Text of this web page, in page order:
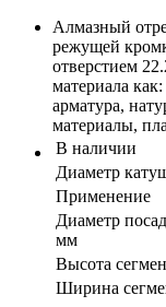
Алмазный
режущей
отверстием
материала
арматура,
материалы,
В наличии
Диаметр
Применение
Диаметр
мм
Высота
Ширина